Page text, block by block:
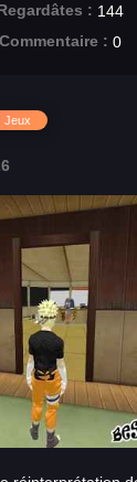
: 144
Commentaire : 0
Jeux